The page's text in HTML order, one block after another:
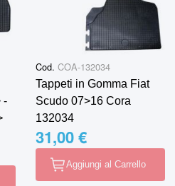
-
Cod. COA-132034
Tappeti in Gomma Fiat
Scudo 07>16 Cora
132034
31,00 €
Aggiungi al Carrello